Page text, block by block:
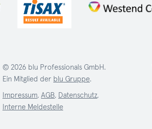
© 2026 blu Professionals GmbH.
Ein Mitglied der blu Gruppe.
Impressum, AGB, Datenschutz,
Interne Meldestelle